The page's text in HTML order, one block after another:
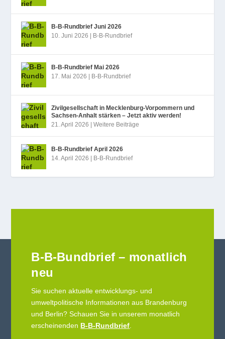
B‑B-Rundbrief Juni 2026
10. Juni 2026 | B-B-Rundbrief
B‑B-Rundbrief Mai 2026
17. Mai 2026 | B-B-Rundbrief
Zivilgesellschaft in Mecklenburg-Vorpommern und
Sachsen-Anhalt stärken – Jetzt aktiv werden!
21. April 2026 |Weitere Beiträge
B‑B-Rundbrief April 2026
14. April 2026 | B-B-Rundbrief
B-B-Bundbrief – monatlich
neu
Sie suchen aktuelle entwicklungs- und
umweltpolitische Informationen aus Brandenburg
und Berlin? Schauen Sie in unserem monatlich
erscheinenden B-B-Rundbrief